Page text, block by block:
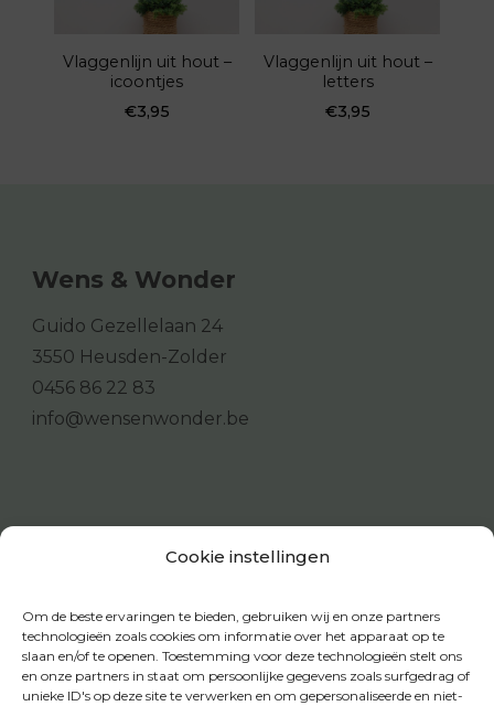
Cookie instellingen
Om de beste ervaringen te bieden, gebruiken wij en onze partners
technologieën zoals cookies om informatie over het apparaat op te
slaan en/of te openen. Toestemming voor deze technologieën stelt ons
en onze partners in staat om persoonlijke gegevens zoals surfgedrag of
unieke ID's op deze site te verwerken en om gepersonaliseerde en niet-
Vlaggenlijn uit hout –
icoontjes
€3,95
Vlaggenlijn uit hout –
letters
€3,95
Wens & Wonder
Guido Gezellelaan 24
3550 Heusden-Zolder
0456 86 22 83
info@wensenwonder.be